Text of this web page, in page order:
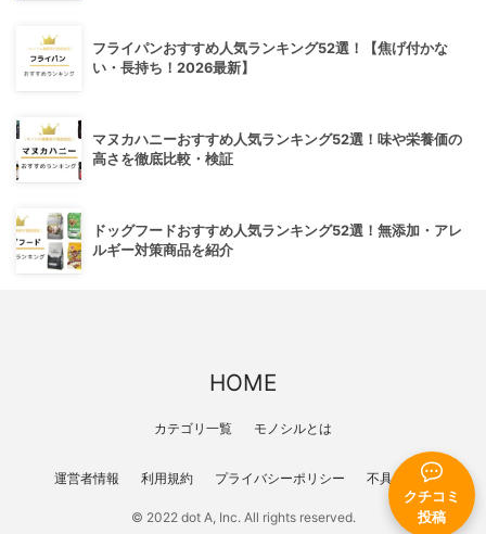
クチコミ
投稿
フライパンおすすめ人気ランキング52選！【焦げ付かな
い・長持ち！2026最新】
マヌカハニーおすすめ人気ランキング52選！味や栄養価の
高さを徹底比較・検証
ドッグフードおすすめ人気ランキング52選！無添加・アレ
ルギー対策商品を紹介
HOME
カテゴリ一覧 モノシルとは
運営者情報 利用規約 プライバシーポリシー 不具合報告
© 2022 dot A, Inc. All rights reserved.